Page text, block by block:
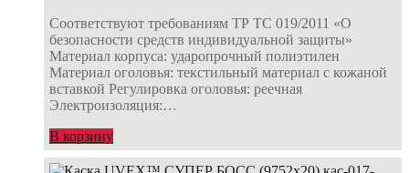
Соответствуют требованиям ТР ТС 019/2011 «О
безопасности средств индивидуальной защиты»
Материал корпуса: ударопрочный полиэтилен
Материал оголовья: текстильный материал с кожаной
вставкой Регулировка оголовья: реечная
Электроизоляция:…
В корзину